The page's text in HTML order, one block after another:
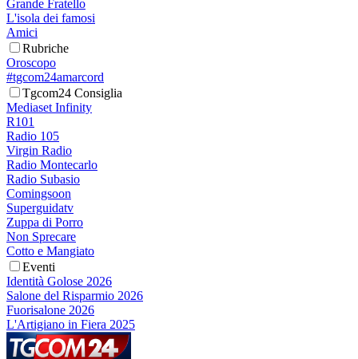
Grande Fratello
L'isola dei famosi
Amici
Rubriche
Oroscopo
#tgcom24amarcord
Tgcom24 Consiglia
Mediaset Infinity
R101
Radio 105
Virgin Radio
Radio Montecarlo
Radio Subasio
Comingsoon
Superguidatv
Zuppa di Porro
Non Sprecare
Cotto e Mangiato
Eventi
Identità Golose 2026
Salone del Risparmio 2026
Fuorisalone 2026
L'Artigiano in Fiera 2025